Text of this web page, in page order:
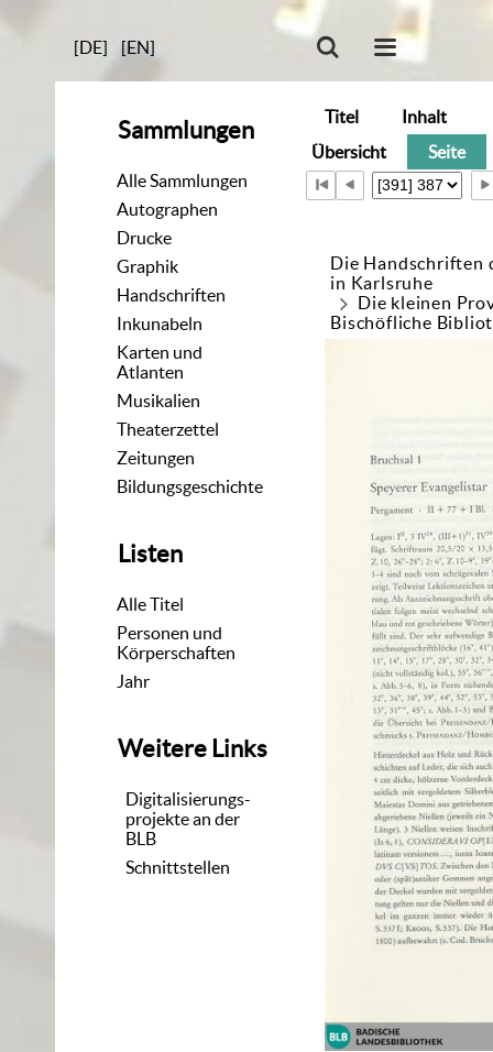
[DE] [EN]
Sammlungen
Alle Sammlungen
Autographen
Drucke
Graphik
Handschriften
Inkunabeln
Karten und
Atlanten
Musikalien
Theaterzettel
Zeitungen
Bildungsgeschichte
Listen
Alle Titel
Personen und
Körperschaften
Jahr
Weitere Links
Digitalisierungs-
projekte an der
BLB
Schnittstellen
Titel
Inhalt
Übersicht
Seite
Die Handschriften
in Karlsruhe
Die kleinen
Bischöfliche